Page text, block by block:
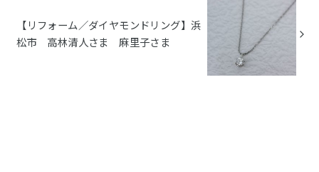
【リフォーム／ダイヤモンドリング】浜
松市 高林清人さま 麻里子さま